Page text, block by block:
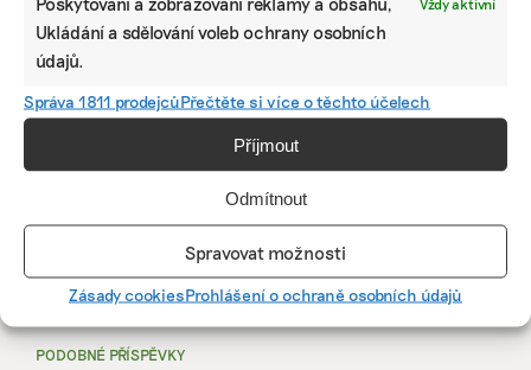
Ukládání a sdělování voleb ochrany osobních
údajů.
Správa 1811 prodejcůPřečtěte si více o těchto účelech
Příjmout
Odmítnout
Spravovat možnosti
Zásady cookiesProhlášení o ochraně osobních údajů
LinkedIn
PODOBNÉ PŘÍSPĚVKY